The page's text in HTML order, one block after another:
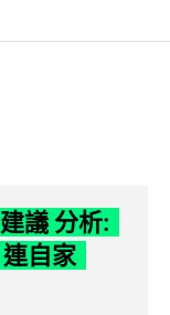
議 分析:
自家